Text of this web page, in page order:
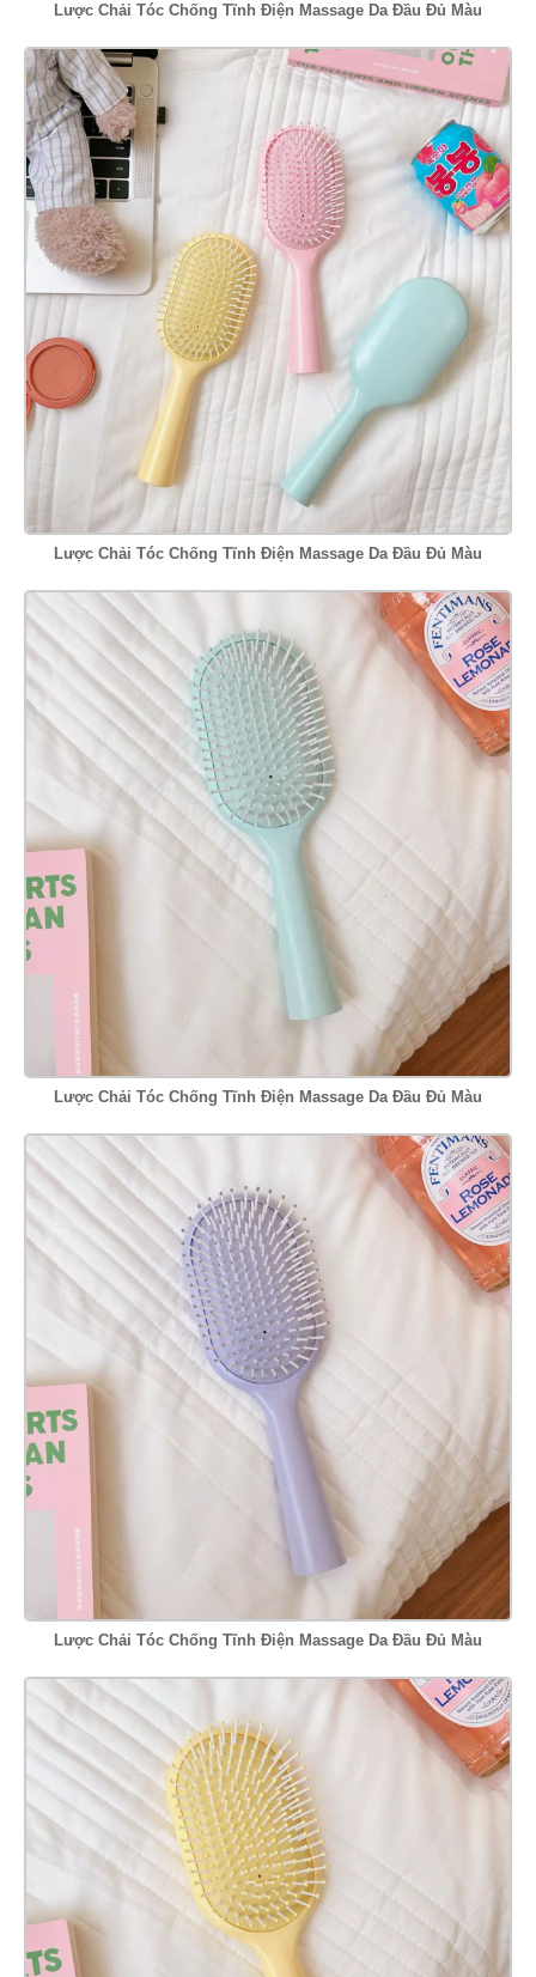
Lược Chải Tóc Chống Tĩnh Điện Massage Da Đầu Đủ Màu
Lược Chải Tóc Chống Tĩnh Điện Massage Da Đầu Đủ Màu
Lược Chải Tóc Chống Tĩnh Điện Massage Da Đầu Đủ Màu
Lược Chải Tóc Chống Tĩnh Điện Massage Da Đầu Đủ Màu